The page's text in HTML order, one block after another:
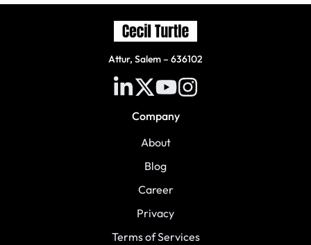
Attur, Salem – 636102
Company
About
Blog
Career
Privacy
Terms of Services